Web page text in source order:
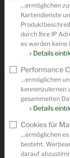
...ermöglichen
Kartendienste
durch Ihre IP
es werden keine
Details
Performance
...ermöglichen
kennenzulernen
gesammelten
Details
Cookies für
...ermöglichen
besteht,
darauf
16